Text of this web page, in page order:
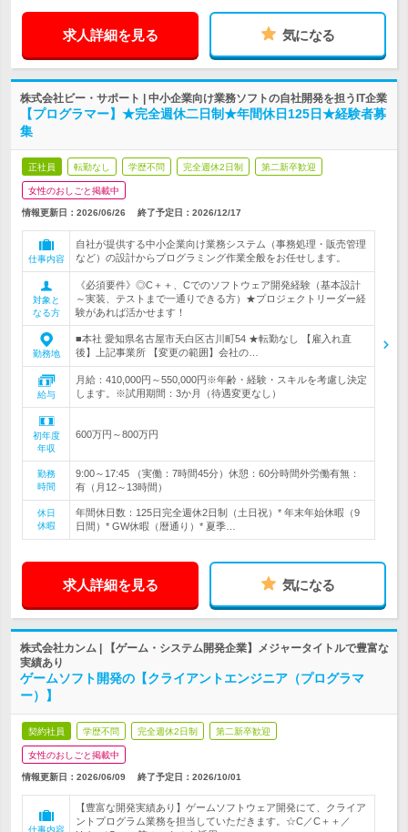
求人詳細を見る 気になる
株式会社ビー・サポート | 中小企業向け業務ソフトの自社開発を担うIT企業
【プログラマー】★完全週休二日制★年間休日125日★経験者募
集
正社員 転勤なし 学歴不問 完全週休2日制 第二新卒歓迎
女性のおしごと掲載中
情報更新日：2026/06/26 終了予定日： 2026/12/17
仕事内容
自社が提供する中小企業向け業務システム（事務処理・販売管理
など）の設計からプログラミング作業全般をお任せします。
対象と
なる方
《必須要件》◎C＋＋、Cでのソフトウェア開発経験（基本設計
～実装、テストまで一通りできる方）★プロジェクトリーダー経
験があれば活かせます！
勤務地
■本社 愛知県名古屋市天白区古川町54 ★転勤なし 【雇入れ直
後】上記事業所 【変更の範囲】会社の…
給与
月給：410,000円～550,000円※年齢・経験・スキルを考慮し決定
します。※試用期間：3か月（待遇変更なし）
初年度
年収
600万円～800万円
勤務
時間
9:00～17:45 （実働：7時間45分）休憩：60分時間外労働有無：
有（月12～13時間）
休日
休暇
年間休日数：125日完全週休2日制（土日祝）* 年末年始休暇（9
日間）* GW休暇（暦通り）* 夏季…
求人詳細を見る 気になる
株式会社カンム | 【ゲーム・システム開発企業】メジャータイトルで豊富な
実績あり
ゲームソフト開発の【クライアントエンジニア（プログラマ
ー）】
契約社員 学歴不問 完全週休2日制 第二新卒歓迎
女性のおしごと掲載中
情報更新日：2026/06/09 終了予定日： 2026/10/01
仕事内容
【豊富な開発実績あり】ゲームソフトウェア開発にて、クライア
ントプログラム業務を担当していただきます。☆C／C＋＋／